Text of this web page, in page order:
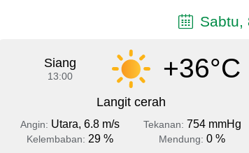
Sabtu,
Siang
13:00 +36°C
Langit cerah
Angin: Utara, 6.8 m/s Tekanan: 754 mmHg
Kelembaban: 29 % Mendung: 0 %